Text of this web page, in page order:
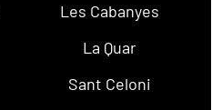
Les Cabanyes
La Quar
Sant Celoni